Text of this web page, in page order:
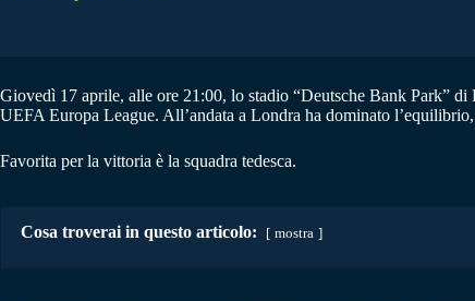
Giovedì 17 aprile, alle ore 21:00, lo stadio “Deutsche Bank Park”
UEFA Europa League. All’andata a Londra ha dominato
Favorita per la vittoria è la squadra tedesca.
Cosa troverai in questo articolo: mostra